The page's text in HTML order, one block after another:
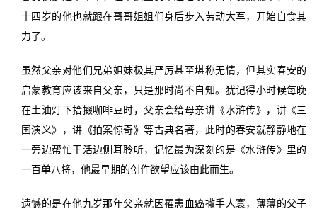
十四岁的他也就跟在哥哥姐姐们身后步入劳动大军，开始自食其
力了。
虽然父亲对他们兄弟姐妹极其严厉甚至堪称无情，但其实春安的
启蒙教育应该来自父亲，只是那时尚不自知。犹记得小时候每晚
在土油灯下拾掇咖啡豆时，父亲会给母亲讲《水浒传》，讲《三
国演义》，讲《拍案惊奇》等古典名著，此时的春安就静静地在
一旁边帮忙干活边侧耳聆听，记忆最为深刻的是《水浒传》里的
一百单八将，他最早期的创作欲望应该由此而生。
遗憾的是在他九岁那年父亲就因罹患血癌撒手人寰，薄薄的父子